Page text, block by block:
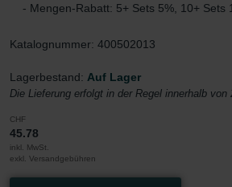
- Mengen-Rabatt: 5+ Sets 5%, 10+ Sets
Katalognummer: 400502013
Lagerbestand: Auf Lager
Die Lieferung erfolgt in der Regel innerhalb von
CHF
45.78
inkl. MwSt.
exkl. Versandgebühren